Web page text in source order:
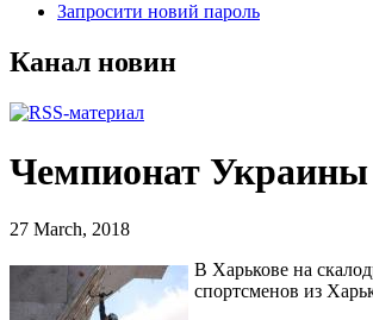
Запросити новий пароль
Канал новин
Чемпионат Украины
27 March, 2018
В Харькове на
спортсменов из